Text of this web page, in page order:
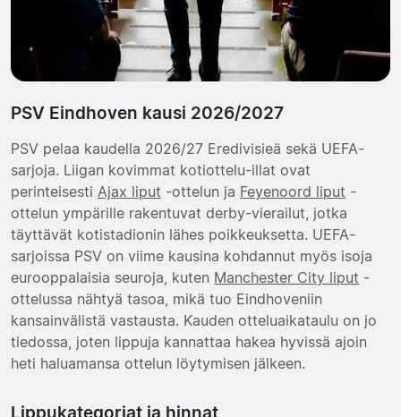
PSV Eindhoven kausi 2026/2027
PSV pelaa kaudella 2026/27 Eredivisieä sekä UEFA-
sarjoja. Liigan kovimmat kotiottelu-illat ovat
perinteisesti Ajax liput -ottelun ja Feyenoord liput -
ottelun ympärille rakentuvat derby-vierailut, jotka
täyttävät kotistadionin lähes poikkeuksetta. UEFA-
sarjoissa PSV on viime kausina kohdannut myös isoja
eurooppalaisia seuroja, kuten Manchester City liput -
ottelussa nähtyä tasoa, mikä tuo Eindhoveniin
kansainvälistä vastausta. Kauden otteluaikataulu on jo
tiedossa, joten lippuja kannattaa hakea hyvissä ajoin
heti haluamansa ottelun löytymisen jälkeen.
Lippukategoriat ja hinnat